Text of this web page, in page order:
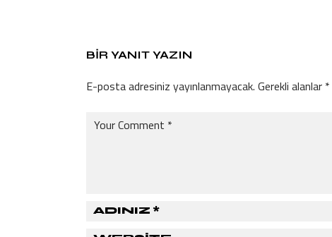
BIR YANIT YAZIN
E-posta adresiniz yayınlanmayacak. Gerekli alanlar *